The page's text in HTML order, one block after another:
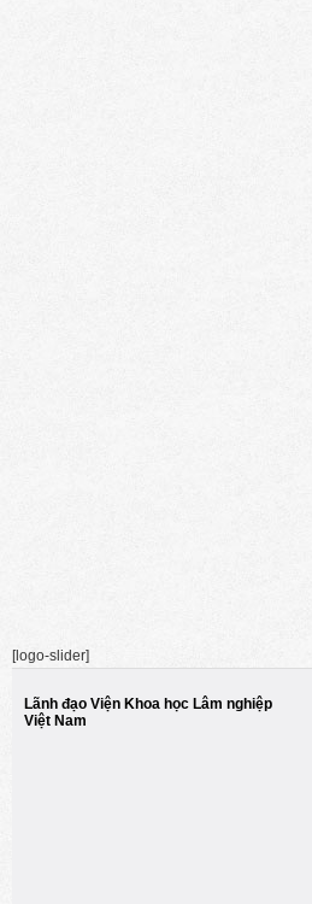
[logo-slider]
Lãnh đạo Viện Khoa học Lâm nghiệp
Việt Nam